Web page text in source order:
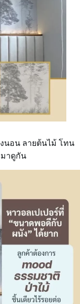
งนอน ลายต้นไม้ โทน
มาดูกัน